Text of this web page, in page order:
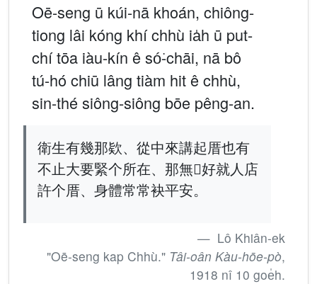
Oē-seng ū kúi-nā khoán, chiông-
tiong lâi kóng khí chhù ia̍h ū put-
chí tōa iàu-kín ê só͘-chāi, nā bô
tú-hó chiū lâng tiàm hit ê chhù,
sin-thé siông-siông bōe pêng-an.
衛生有幾那欵、從中來講起厝也有
不止大要緊个所在、那無𫔘好就人店
許个厝、身體常常袂平安。
Lô Khiân-ek
"Oē-seng kap Chhù." Tâi-oân Kàu-hōe-pò,
1918 nî 10 goe̍h.